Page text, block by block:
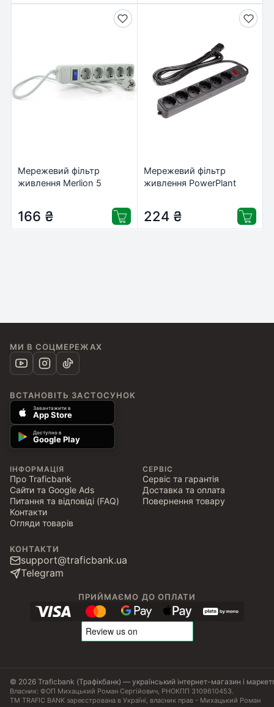
Мережевий фільтр
живлення Merlion 5
166 ₴
Мережевий фільтр
живлення PowerPlant
224 ₴
МИ В СОЦМЕРЕЖАХ
ВСТАНОВІТЬ ЗАСТОСУНОК
Завантажити в
App Store
Доступно в
Google Play
ІНФОРМАЦІЯ
Про Traficbank
Сайти та Google Ads
Питання та відповіді (FAQ)
Контакти
Огляди товарів
СЕРВІС
Сервіс та гарантія
Доставка та оплата
Повернення товару
КОНТАКТИ
support@traficbank.ua
Telegram
ПРИЙМАЄМО ДО ОПЛАТИ
© 2026 Traficbank (Трафікбанк) — український інтернет-магазин і
Власник: ФОП Михацький Роман Сергійович, РНОКПП 3109610453.
ТМ TRAFIC BANK зареєстрована в Україні, власник прав - Михацький Роман